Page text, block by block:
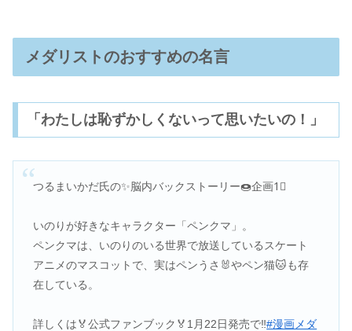
メダリストのおすすめの名言
「わたしは恥ずかしくないって思いたいの！」
つるまいかだ氏の✨脳内バックストーリー🍩企画1⃣
いのりが好きなキャラクター「ペンクマ」。
ペンクマは、いのりのいる世界で放送しているスケート
アニメのマスコットで、実はペンうさ🐰やペン猫🐱も存
在している。
詳しくは🏅公式ファンブック🏅1月22日発売で‼#漫画メダ